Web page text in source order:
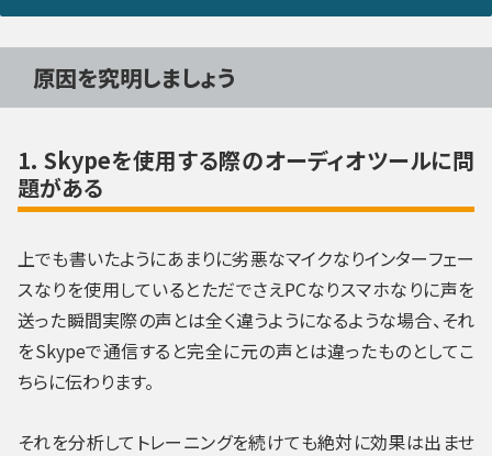
原因を究明しましょう
1. Skypeを使用する際のオーディオツールに問
題がある
上でも書いたようにあまりに劣悪なマイクなりインターフェー
スなりを使用しているとただでさえPCなりスマホなりに声を
送った瞬間実際の声とは全く違うようになるような場合、それ
をSkypeで通信すると完全に元の声とは違ったものとしてこ
ちらに伝わります。
それを分析してトレーニングを続けても絶対に効果は出ませ